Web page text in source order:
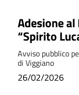
Adesione
“Spirito
Avviso pubblico
di Viggiano
26/02/2026